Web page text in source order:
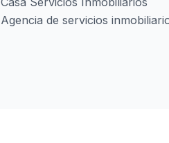
Agencia de servicios